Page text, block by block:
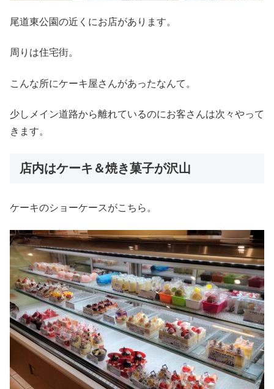
尾道東公園の近くにお店があります。
周りは住宅街。
こんな所にケーキ屋さんがあったなんて。
少しメイン道路から離れているのにお客さんは次々やって
きます。
店内はケーキ＆焼き菓子が沢山
ケーキのショーケースがこちら。